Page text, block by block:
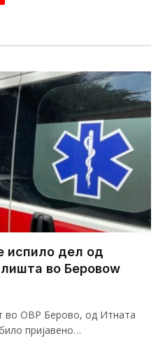
испило дел од
во Беровоw
во ОВР Берово, од Итната
пријавено…